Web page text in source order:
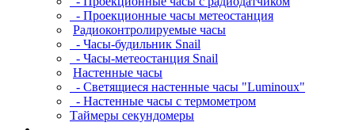
- Проекционные часы метеостанция
Радиоконтролируемые часы
- Часы-будильник Snail
- Часы-метеостанция Snail
Настенные часы
- Светящиеся настенные часы "Luminoux"
- Настенные часы с термометром
Таймеры секундомеры